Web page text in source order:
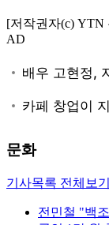
[저작권자(c) YTN
AD
문화
기사목록 전체보기
전민철 "백